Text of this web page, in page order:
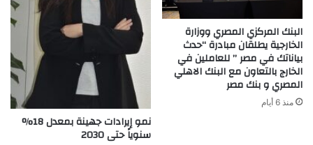
البنك المركزي المصري ووزارة
الخارجية يطلقان مبادرة “حدث
بياناتك في مصر ” للعاملين في
الخارج بالتعاون مع البنك الاهلي
المصري و بنك مصر
منذ 6 أيام
نمو إيرادات جهينة بمعدل 18%
سنوياً حتى 2030